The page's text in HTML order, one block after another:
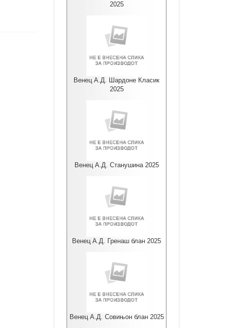
2025
Венец А.Д. Шардоне Класик
2025
Венец А.Д. Станушина 2025
Венец А.Д. Гренаш блан 2025
Венец А.Д. Совињон блан 2025